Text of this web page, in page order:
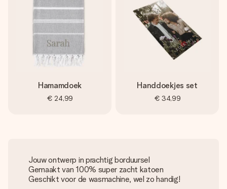
Hamamdoek
€ 24,99
Handdoekjes set
€ 34,99
Jouw ontwerp in prachtig borduursel
Gemaakt van 100% super zacht katoen
Geschikt voor de wasmachine, wel zo handig!